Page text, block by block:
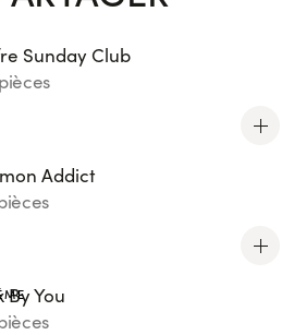
Sunday Club
Addict
By You